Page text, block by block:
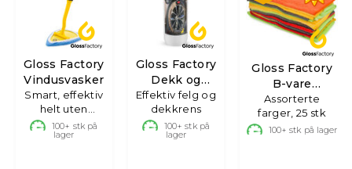
Gloss Factory
Vindusvasker
Smart, effektiv
helt uten
"streaks"
100+ stk på
lager
Gloss Factory
Dekk og
Felgrens
Effektiv felg og
dekkrens
100+ stk på
lager
Gloss Factory
B-vare
Mikrofiberkluter
Assorterte
farger, 25 stk
100+ stk på lager